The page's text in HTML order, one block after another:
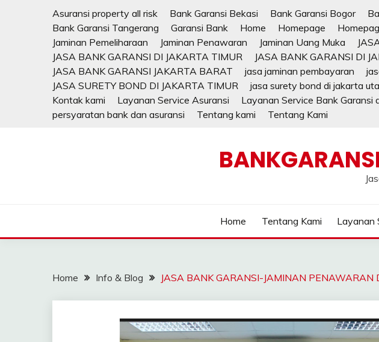
Asuransi property all risk Bank Garansi Bekasi Bank Garansi Bogor
Bank Garansi Tangerang
Garansi Bank Home Homepage
Jaminan Pemeliharaan
Jaminan Penawaran Jaminan Uang Muka
JASA BANK GARANSI DI JAKARTA TIMUR
JASA BANK GARANSI DI
JASA BANK GARANSI JAKARTA BARAT
jasa jaminan pembayaran
JASA SURETY BOND DI JAKARTA TIMUR
jasa surety bond di jakarta
Kontak kami
Layanan Service Asuransi Layanan Service Bank Garansi
persyaratan bank dan asuransi
Tentang kami Tentang Kami
Home Tentang Kami Layanan
Home Info & Blog JASA BANK GARANSI-JAMINAN PENAWARAN